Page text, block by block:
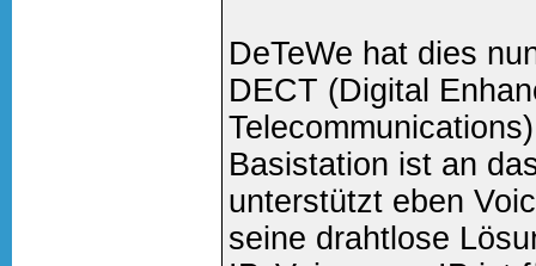
DeTeWe hat dies
DECT (Digital
Basistation ist an
unterstützt eben
seine drahtlose